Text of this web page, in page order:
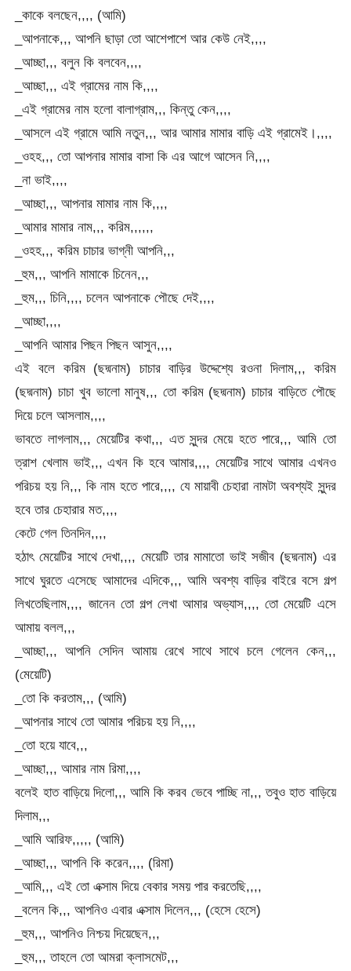
_কাকে বলছেন,,,, (আমি)
_আপনাকে,,, আপনি ছাড়া তো আশেপাশে আর কেউ নেই,,,,
_আচ্ছা,,, বলুন কি বলবেন,,,,
_আচ্ছা,,, এই গ্রামের নাম কি,,,,
_এই গ্রামের নাম হলো বালাগ্রাম,,, কিন্তু কেন,,,,
_আসলে এই গ্রামে আমি নতুন,,, আর আমার মামার বাড়ি এই গ্রামেই।,,,,
_ওহহ,,, তো আপনার মামার বাসা কি এর আগে আসেন নি,,,,
_না ভাই,,,,
_আচ্ছা,,, আপনার মামার নাম কি,,,,
_আমার মামার নাম,,, করিম,,,,,,
_ওহহ,,, করিম চাচার ভাগ্নী আপনি,,,
_হুম,,, আপনি মামাকে চিনেন,,,
_হুম,,, চিনি,,,, চলেন আপনাকে পৌছে দেই,,,,
_আচ্ছা,,,,
_আপনি আমার পিছন পিছন আসুন,,,,
এই বলে করিম (ছদ্মনাম) চাচার বাড়ির উদ্দেশ্যে রওনা দিলাম,,, করিম
(ছদ্মনাম) চাচা খুব ভালো মানুষ,,, তো করিম (ছদ্মনাম) চাচার বাড়িতে পৌছে
দিয়ে চলে আসলাম,,,,
ভাবতে লাগলাম,,, মেয়েটির কথা,,, এত সুন্দর মেয়ে হতে পারে,,, আমি তো
ত্রাশ খেলাম ভাই,,, এখন কি হবে আমার,,,, মেয়েটির সাথে আমার এখনও
পরিচয় হয় নি,,, কি নাম হতে পারে,,,, যে মায়াবী চেহারা নামটা অবশ্যই সুন্দর
হবে তার চেহারার মত,,,,
কেটে গেল তিনদিন,,,,
হঠাৎ মেয়েটির সাথে দেখা,,,, মেয়েটি তার মামাতো ভাই সজীব (ছদ্মনাম) এর
সাথে ঘুরতে এসেছে আমাদের এদিকে,,, আমি অবশ্য বাড়ির বাইরে বসে গল্প
লিখতেছিলাম,,,, জানেন তো গল্প লেখা আমার অভ্যাস,,,, তো মেয়েটি এসে
আমায় বলল,,,
_আচ্ছা,,, আপনি সেদিন আমায় রেখে সাথে সাথে চলে গেলেন কেন,,,
(মেয়েটি)
_তো কি করতাম,,, (আমি)
_আপনার সাথে তো আমার পরিচয় হয় নি,,,,
_তো হয়ে যাবে,,,
_আচ্ছা,,, আমার নাম রিমা,,,,
বলেই হাত বাড়িয়ে দিলো,,, আমি কি করব ভেবে পাচ্ছি না,,, তবুও হাত বাড়িয়ে
দিলাম,,,
_আমি আরিফ,,,,, (আমি)
_আচ্ছা,,, আপনি কি করেন,,,, (রিমা)
_আমি,,, এই তো এক্সাম দিয়ে বেকার সময় পার করতেছি,,,,
_বলেন কি,,, আপনিও এবার এক্সাম দিলেন,,, (হেসে হেসে)
_হুম,,, আপনিও নিশ্চয় দিয়েছেন,,,
_হুম,,, তাহলে তো আমরা ক্লাসমেট,,,